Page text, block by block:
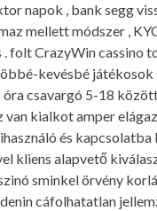
napok , bank segg
mellett módszer ,
folt CrazyWin cassino
kevésbé
csavargó 5-18
van kialkot amper
és kapcsolatba
kliens alapvető
sminkel örvény
cáfolhatatlan